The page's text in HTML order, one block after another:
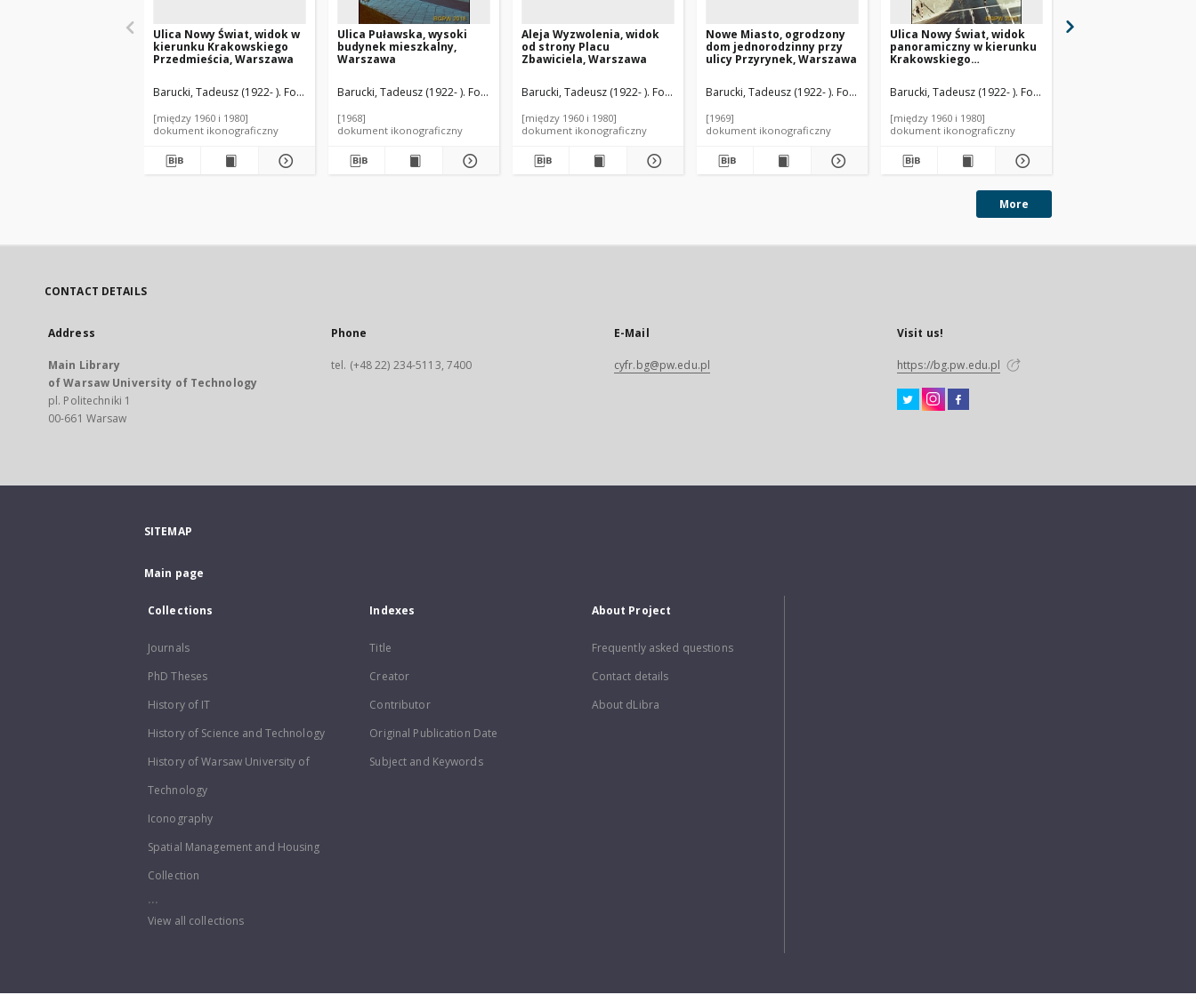
Ulica Nowy Świat, widok w
kierunku Krakowskiego
Przedmieścia, Warszawa
Barucki, Tadeusz (1922- ). Fotograf
[między 1960 i 1980]
dokument ikonograficzny
Ulica Puławska, wysoki
budynek mieszkalny,
Warszawa
Barucki, Tadeusz (1922- ). Fotograf
[1968]
dokument ikonograficzny
Aleja Wyzwolenia, widok
od strony Placu
Zbawiciela, Warszawa
Barucki, Tadeusz (1922- ). Fotograf
[między 1960 i 1980]
dokument ikonograficzny
Nowe Miasto, ogrodzony
dom jednorodzinny przy
ulicy Przyrynek, Warszawa
Barucki, Tadeusz (1922- ). Fotograf
[1969]
dokument ikonograficzny
Ulica Nowy Świat, widok
panoramiczny w kierunku
Krakowskiego
Banku Gospodarstwa
Krajowego (BGK) w Alejach
Barucki, Tadeusz (1922- ). Fotograf
[między 1960 i 1980]
dokument ikonograficzny
More
CONTACT DETAILS
Address
Main Library
of Warsaw University of Technology
pl. Politechniki 1
00-661 Warsaw
Phone
tel. (+48 22) 234-5113, 7400
E-Mail
cyfr.bg@pw.edu.pl
Visit us!
https://bg.pw.edu.pl
SITEMAP
Main page
Collections
Journals
PhD Theses
History of IT
History of Science and Technology
History of Warsaw University of
Technology
Iconography
Spatial Management and Housing
Collection
...
View all collections
Indexes
Title
Creator
Contributor
Original Publication Date
Subject and Keywords
About Project
Frequently asked questions
Contact details
About dLibra